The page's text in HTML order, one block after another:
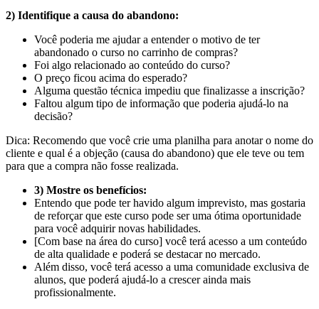
2) Identifique a causa do abandono:
Você poderia me ajudar a entender o motivo de ter
abandonado o curso no carrinho de compras?
Foi algo relacionado ao conteúdo do curso?
O preço ficou acima do esperado?
Alguma questão técnica impediu que finalizasse a inscrição?
Faltou algum tipo de informação que poderia ajudá-lo na
decisão?
Dica: Recomendo que você crie uma planilha para anotar o nome do
cliente e qual é a objeção (causa do abandono) que ele teve ou tem
para que a compra não fosse realizada.
3) Mostre os benefícios:
Entendo que pode ter havido algum imprevisto, mas gostaria
de reforçar que este curso pode ser uma ótima oportunidade
para você adquirir novas habilidades.
[Com base na área do curso] você terá acesso a um conteúdo
de alta qualidade e poderá se destacar no mercado.
Além disso, você terá acesso a uma comunidade exclusiva de
alunos, que poderá ajudá-lo a crescer ainda mais
profissionalmente.